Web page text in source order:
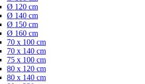
Ø 120 cm
Ø 140 cm
Ø 150 cm
Ø 160 cm
70 x 100 cm
70 x 140 cm
75 x 100 cm
80 x 120 cm
80 x 140 cm